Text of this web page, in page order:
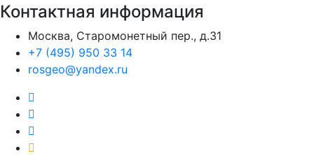
Контактная информация
Москва, Старомонетный пер., д.31
+7 (495) 950 33 14
rosgeo@yandex.ru